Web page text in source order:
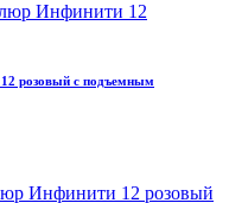
розовый с подъемным